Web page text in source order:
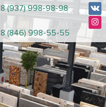
8 (937) 998-98-98
8 (846) 998-55-55